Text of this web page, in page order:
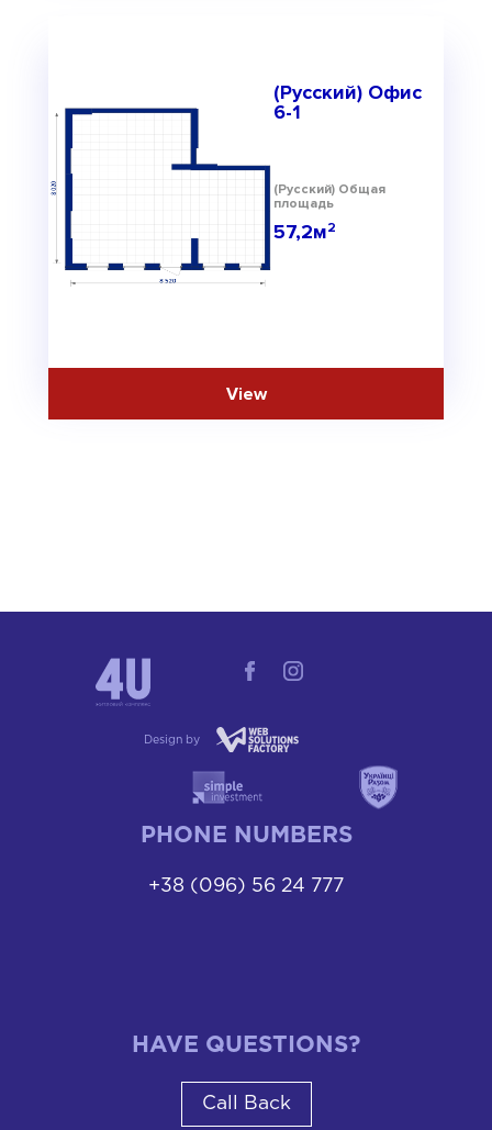
(Русский) Офис
6-1
(Русский) Общая
площадь
57,2м2
Design by
PHONE NUMBERS
+38 (096) 56 24 777
HAVE QUESTIONS?
Call Back